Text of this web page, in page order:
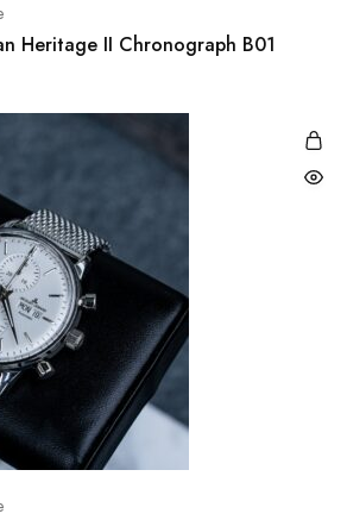
Heritage II Chronograph B01